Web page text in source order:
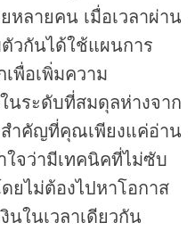
หลายคน เมื่อเวลาผ่าน
วกันได้ใช้แผนการ
พื่อเพิ่มความ
นระดับที่สมดุลห่างจาก
ำคัญที่คุณเพียงแค่อ่าน
ใจว่ามีเทคนิคที่ไม่ซับ
ยไม่ต้องไปหาโอกาส
ในเวลาเดียวกัน